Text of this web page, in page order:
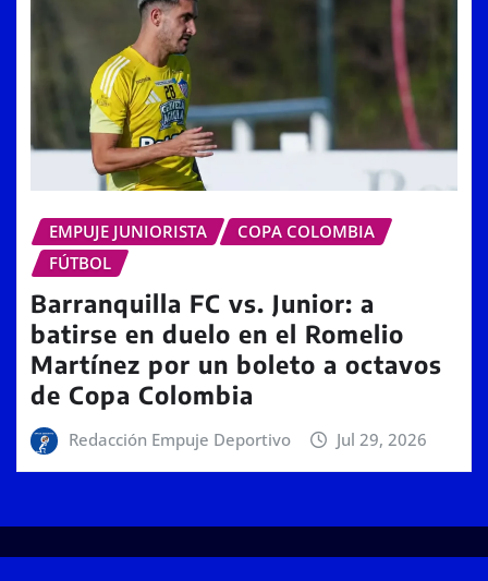
EMPUJE JUNIORISTA
COPA COLOMBIA
FÚTBOL
Barranquilla FC vs. Junior: a
batirse en duelo en el Romelio
Martínez por un boleto a octavos
de Copa Colombia
Redacción Empuje Deportivo Jul 29, 2026